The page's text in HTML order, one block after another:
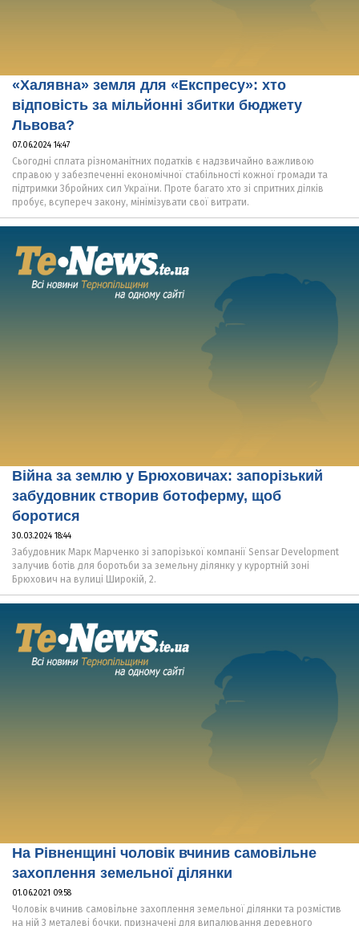
«Халявна» земля для «Експресу»: хто
відповість за мільйонні збитки бюджету
Львова?
07.06.2024 14:47
Сьогодні сплата різноманітних податків є надзвичайно важливою
справою у забезпеченні економічної стабільності кожної громади та
підтримки Збройних сил України. Проте багато хто зі спритних ділків
пробує, всупереч закону, мінімізувати свої витрати.
Війна за землю у Брюховичах: запорізький
забудовник створив ботоферму, щоб
боротися
30.03.2024 18:44
Забудовник Марк Марченко зі запорізької компанії Sensar Development
залучив ботів для боротьби за земельну ділянку у курортній зоні
Брюхович на вулиці Широкій, 2.
На Рівненщині чоловік вчинив самовільне
захоплення земельної ділянки
01.06.2021 09:58
Чоловік вчинив самовільне захоплення земельної ділянки та розмістив
на ній 3 металеві бочки, призначені для випалювання деревного